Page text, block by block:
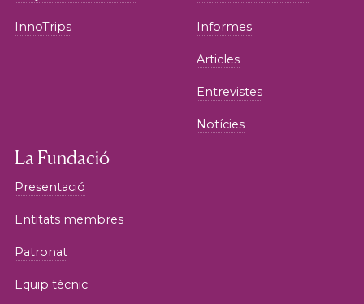
InnoTrips Informes
Articles
Entrevistes
Notícies
La Fundació
Presentació
Entitats membres
Patronat
Equip tècnic